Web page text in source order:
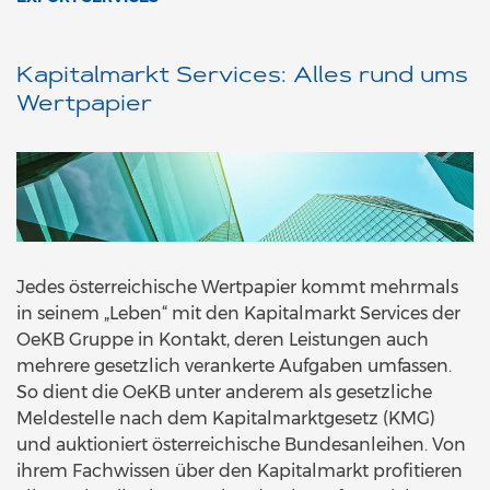
Kapitalmarkt Services: Alles rund ums
Wertpapier
Jedes österreichische Wertpapier kommt mehrmals
in seinem „Leben“ mit den Kapitalmarkt Services der
OeKB Gruppe in Kontakt, deren Leistungen auch
mehrere gesetzlich verankerte Aufgaben umfassen.
So dient die OeKB unter anderem als gesetzliche
Meldestelle nach dem Kapitalmarktgesetz (KMG)
und auktioniert österreichische Bundesanleihen. Von
ihrem Fachwissen über den Kapitalmarkt profitieren